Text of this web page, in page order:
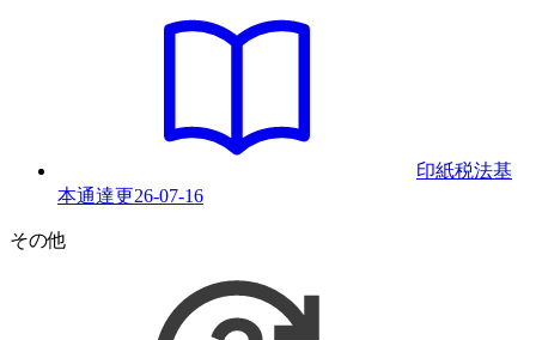
印紙税法基
本通達更26-07-16
その他